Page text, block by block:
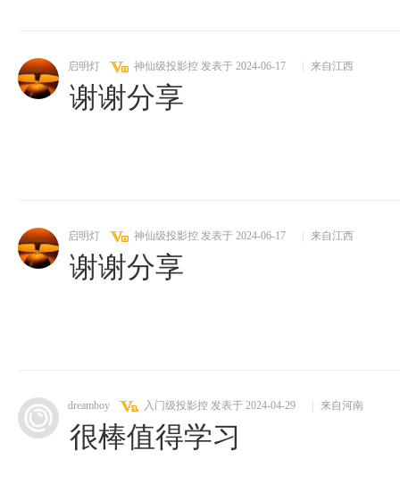
启明灯 神仙级投影控 发表于 2024-06-17 来自江西
谢谢分享
启明灯 神仙级投影控 发表于 2024-06-17 来自江西
谢谢分享
dreamboy 入门级投影控 发表于 2024-04-29 来自河南
很棒值得学习